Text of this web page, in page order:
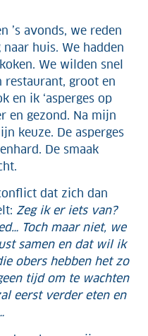
’s avonds, we reden
huis. We hadden
We wilden snel
restaurant, groot en
en ik ‘asperges op
en gezond. Na mijn
keuze. De asperges
De smaak
dat zich dan
Zeg ik er iets van?
Toch maar niet, we
samen en dat wil ik
obers hebben het zo
tijd om te wachten
eerst verder eten en